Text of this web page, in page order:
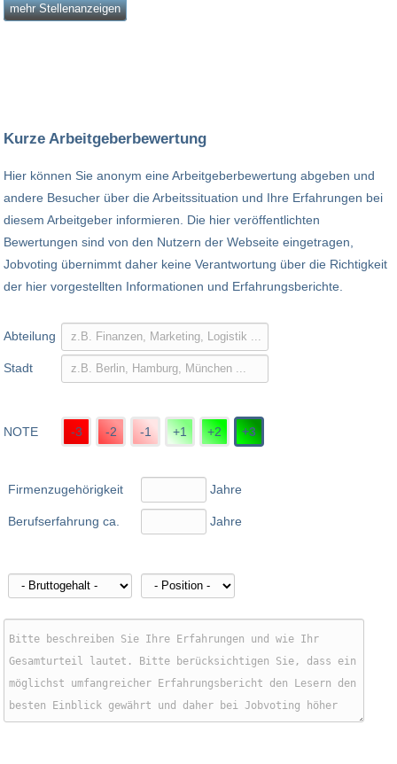
mehr Stellenanzeigen
Kurze Arbeitgeberbewertung
Hier können Sie anonym eine Arbeitgeberbewertung abgeben und
andere Besucher über die Arbeitssituation und Ihre Erfahrungen bei
diesem Arbeitgeber informieren. Die hier veröffentlichten
Bewertungen sind von den Nutzern der Webseite eingetragen,
Jobvoting übernimmt daher keine Verantwortung über die Richtigkeit
der hier vorgestellten Informationen und Erfahrungsberichte.
Abteilung
Stadt
NOTE -3 -2 -1 +1 +2 +3
Firmenzugehörigkeit
Berufserfahrung ca.
Jahre
Jahre